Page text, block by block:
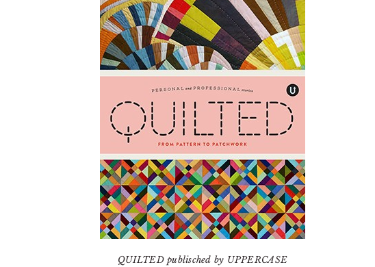
QUILTED publisched by UPPERCASE